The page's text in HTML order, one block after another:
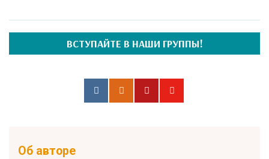
ВСТУПАЙТЕ В НАШИ ГРУППЫ!
Об авторе